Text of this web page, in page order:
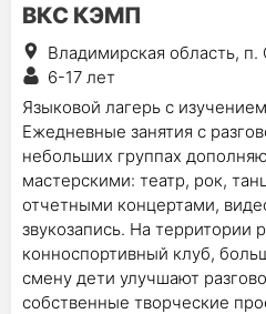
ВКС КЭМП
Владимирская область,
6-17 лет
Языковой лагерь с
Ежедневные занятия с
небольших группах
мастерскими: театр, рок,
отчетными концертами,
звукозапись. На территории
конноспортивный клуб,
смену дети улучшают
собственные творческие